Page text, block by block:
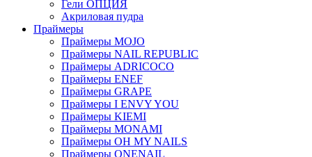
Гели ОПЦИЯ
Акриловая пудра
Праймеры
Праймеры MOJO
Праймеры NAIL REPUBLIC
Праймеры ADRICOCO
Праймеры ENEF
Праймеры GRAPE
Праймеры I ENVY YOU
Праймеры KIEMI
Праймеры MONAMI
Праймеры OH MY NAILS
Праймеры ONENAIL